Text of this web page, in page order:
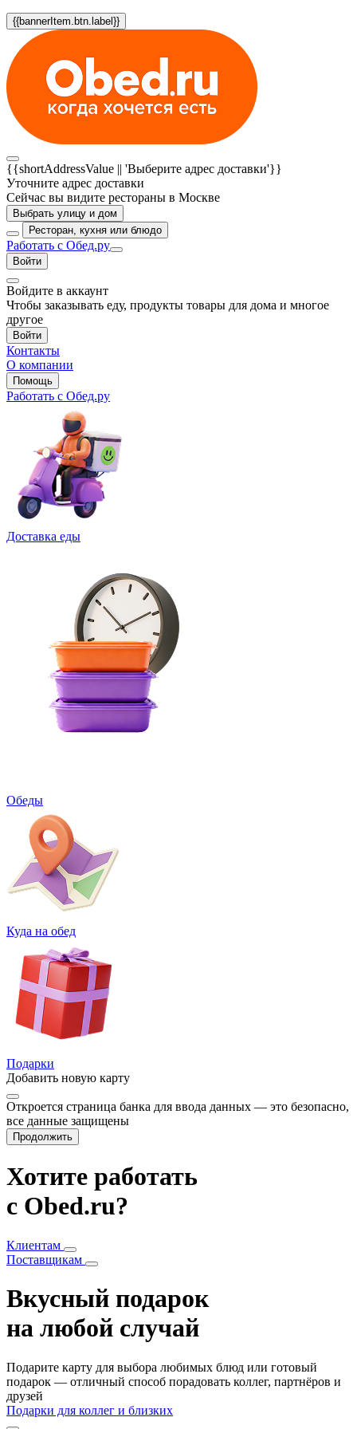
{{bannerItem.btn.label}}
{{shortAddressValue || 'Выберите адрес доставки'}}
Уточните адрес доставки
Сейчас вы видите рестораны в Москве
Выбрать улицу и дом
Ресторан, кухня или блюдо
Работать с Обед.ру
Войти
Войдите в аккаунт
Чтобы заказывать еду, продукты товары для дома и многое
другое
Войти
Контакты
О компании
Помощь
Работать с Обед.ру
Доставка еды
Обеды
Куда на обед
Подарки
Добавить новую карту
Откроется страница банка для ввода данных — это безопасно,
все данные защищены
Продолжить
Хотите работать
с Obed.ru?
Клиентам
Поставщикам
Вкусный подарок
на любой случай
Подарите карту для выбора любимых блюд или готовый
подарок — отличный способ порадовать коллег, партнёров и
друзей
Подарки для коллег и близких